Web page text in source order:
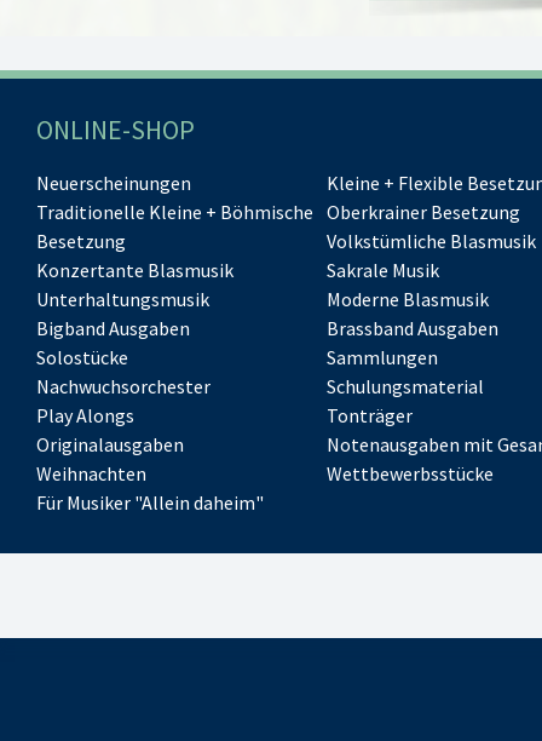
ONLINE-SHOP
Neuerscheinungen
Kleine + Flexible
Traditionelle Kleine + Böhmische
Besetzung
Oberkrainer Besetzung
Volkstümliche Blasmusik
Konzertante Blasmusik
Sakrale Musik
Unterhaltungsmusik
Moderne Blasmusik
Bigband Ausgaben
Brassband Ausgaben
Solostücke
Sammlungen
Nachwuchsorchester
Schulungsmaterial
Play Alongs
Tonträger
Originalausgaben
Notenausgaben mit
Weihnachten
Wettbewerbsstücke
Für Musiker "Allein daheim"